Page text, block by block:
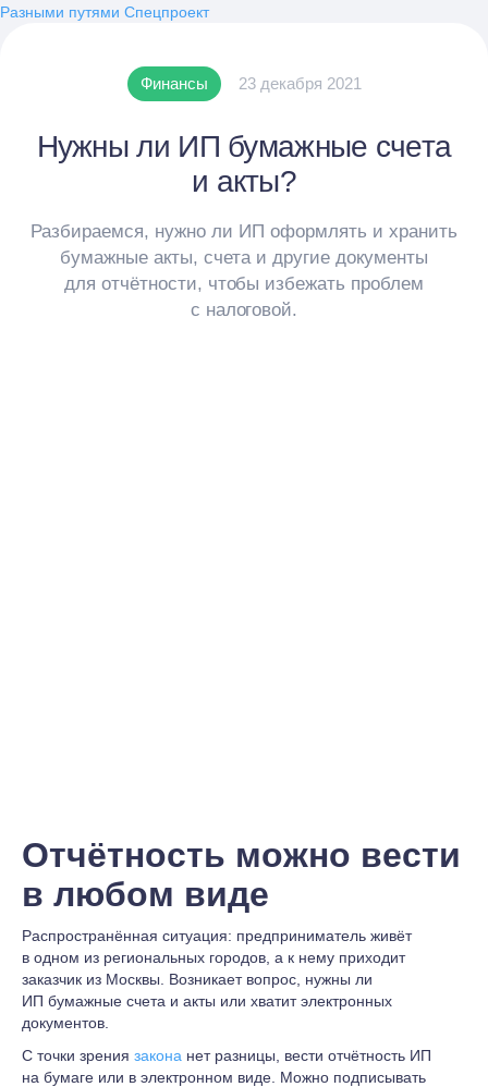
Разными путями Спецпроект
Финансы 23 декабря 2021
Нужны ли ИП бумажные счета
и акты?
Разбираемся, нужно ли ИП оформлять и хранить
бумажные акты, счета и другие документы
для отчётности, чтобы избежать проблем
с налоговой.
Отчётность можно вести
в любом виде
Распространённая ситуация: предприниматель живёт
в одном из региональных городов, а к нему приходит
заказчик из Москвы. Возникает вопрос, нужны ли
ИП бумажные счета и акты или хватит электронных
документов.
С точки зрения закона нет разницы, вести отчётность ИП
на бумаге или в электронном виде. Можно подписывать